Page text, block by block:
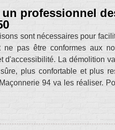
un professionnel
sont nécessaires pour
ne pas être conformes aux
d'accessibilité. La démolition
plus confortable et plus
94 va les réaliser.